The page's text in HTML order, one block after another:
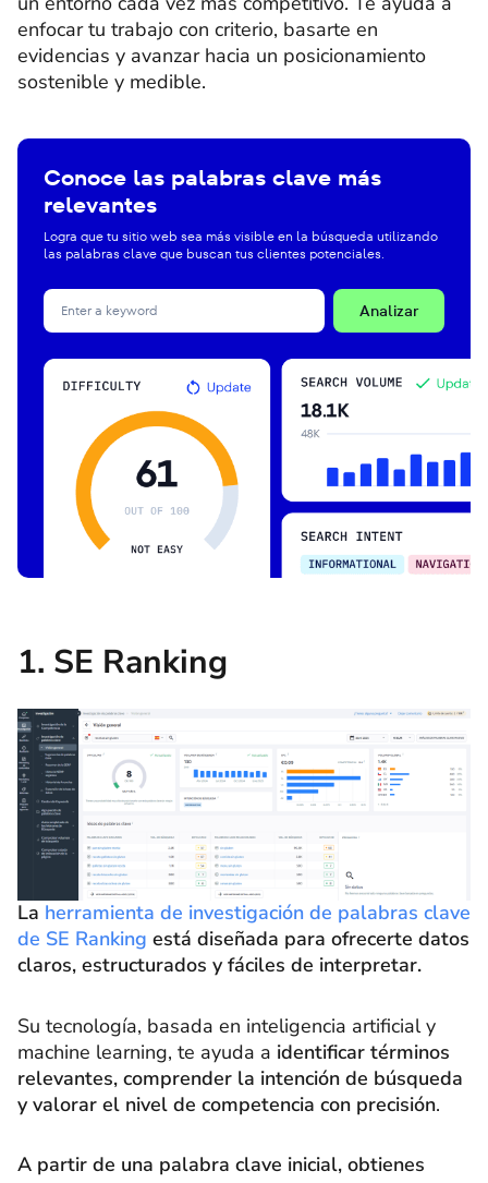
enfocar tu trabajo con criterio, basarte en
evidencias y avanzar hacia un posicionamiento
sostenible y medible.
Conoce las palabras clave más
relevantes
Logra que tu sitio web sea más visible en la búsqueda utilizando
las palabras clave que buscan tus clientes potenciales.
Analizar
1. SE Ranking
La herramienta de investigación de palabras clave
de SE Ranking está diseñada para ofrecerte datos
claros, estructurados y fáciles de interpretar.
Su tecnología, basada en inteligencia artificial y
machine learning, te ayuda a identificar términos
relevantes, comprender la intención de búsqueda
y valorar el nivel de competencia con precisión.
A partir de una palabra clave inicial, obtienes